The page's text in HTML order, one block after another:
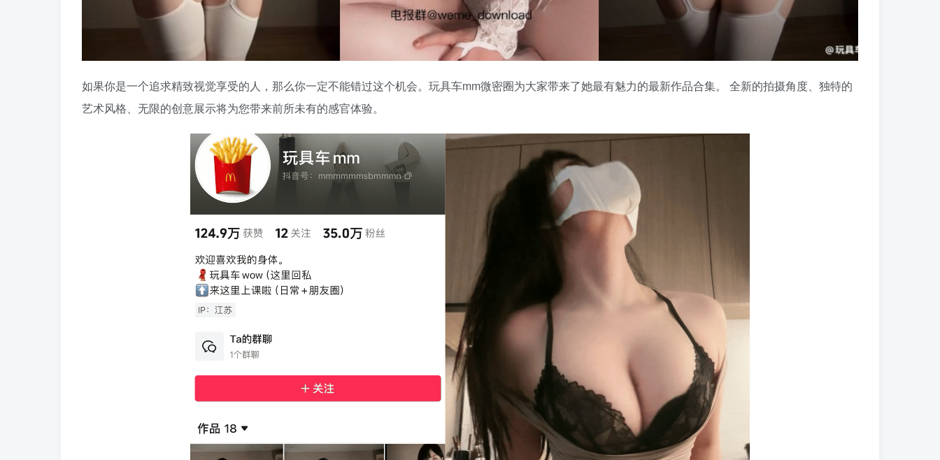
如果你是一个追求精致视觉享受的人，那么你一定不能错过这个机会。玩具车mm微密圈为大家带来了她最有魅力的最新作品合集。 全新的拍摄角度、独特的
艺术风格、无限的创意展示将为您带来前所未有的感官体验。